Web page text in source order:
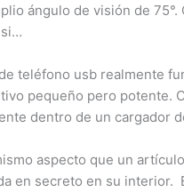
ángulo de visión de
teléfono usb realmente
pequeño pero potente.
dentro de un cargador
aspecto que un
en secreto en su interior.